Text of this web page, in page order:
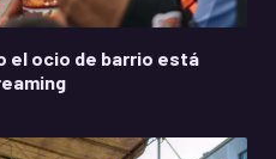
el ocio de barrio está